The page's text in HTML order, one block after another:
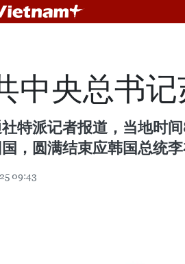
中央总书
特派记者报道，当地时
，圆满结束应韩国总统
09:43